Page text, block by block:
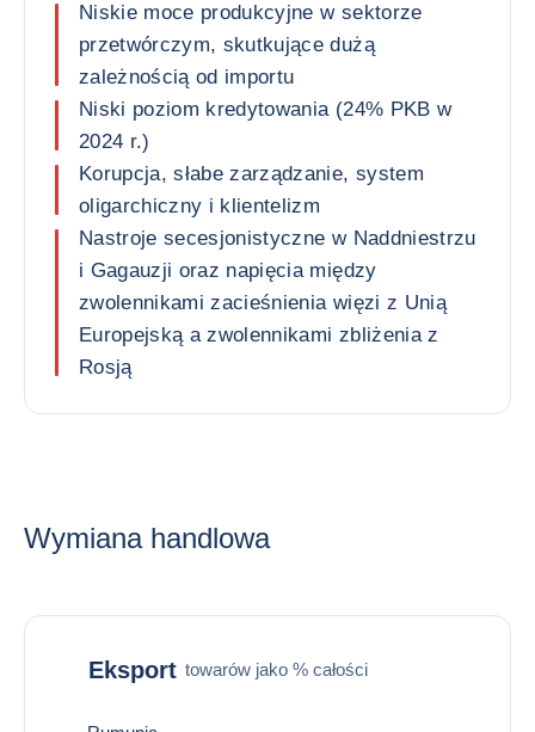
Niskie moce produkcyjne w sektorze
przetwórczym, skutkujące dużą
zależnością od importu
Niski poziom kredytowania (24% PKB w
2024 r.)
Korupcja, słabe zarządzanie, system
oligarchiczny i klientelizm
Nastroje secesjonistyczne w Naddniestrzu
i Gagauzji oraz napięcia między
zwolennikami zacieśnienia więzi z Unią
Europejską a zwolennikami zbliżenia z
Rosją
Wymiana handlowa
Eksport towarów jako % całości